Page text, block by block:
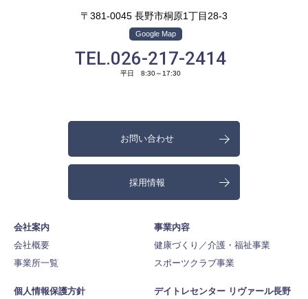
〒381-0045 長野市桐原1丁目28-3
Google Map
TEL.026-217-2414
平日 8:30～17:30
お問い合わせ
採用情報
会社案内
会社概要
事業所一覧
事業内容
健康づくり／介護・福祉事業
スポーツクラブ事業
個人情報保護方針 デイトレセンター リヴァール長野